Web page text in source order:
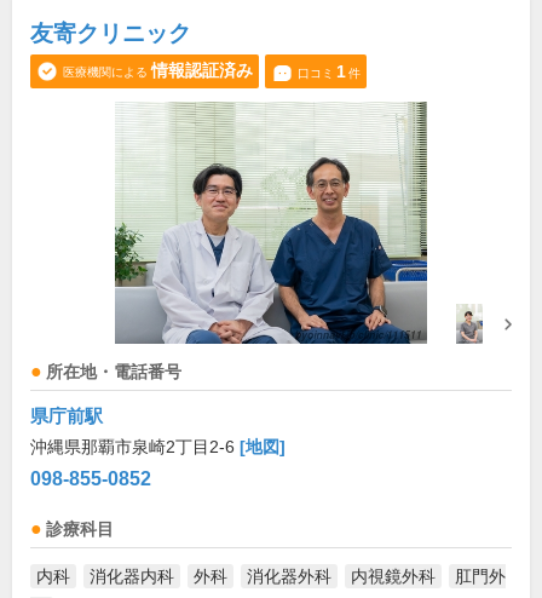
友寄クリニック
医療機関による 情報認証済み 口コミ 1件
所在地・電話番号
県庁前駅
沖縄県那覇市泉崎2丁目2-6 [地図]
098-855-0852
診療科目
内科 消化器内科 外科 消化器外科 内視鏡外科
肛門外